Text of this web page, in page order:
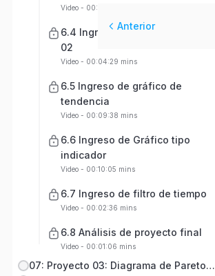
Video - 00:05:45 mins
6.4 Ingreso de métricas Parte
02
Video - 00:04:29 mins
6.5 Ingreso de gráfico de
tendencia
Video - 00:09:38 mins
6.6 Ingreso de Gráfico tipo
indicador
Video - 00:10:05 mins
6.7 Ingreso de filtro de tiempo
Video - 00:02:36 mins
6.8 Análisis de proyecto final
Video - 00:01:06 mins
07: Proyecto 03: Diagrama de Pareto SST
Anterior